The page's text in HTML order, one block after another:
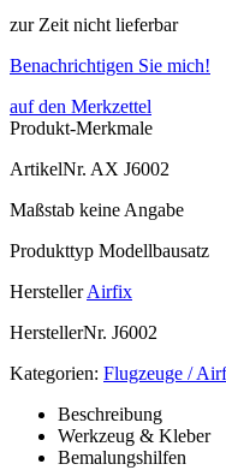
zur Zeit nicht lieferbar
Benachrichtigen Sie mich!
auf den Merkzettel
Produkt-Merkmale
ArtikelNr. AX J6002
Maßstab keine Angabe
Produkttyp Modellbausatz
Hersteller Airfix
HerstellerNr. J6002
Kategorien: Flugzeuge /
Beschreibung
Werkzeug & Kleber
Bemalungshilfen